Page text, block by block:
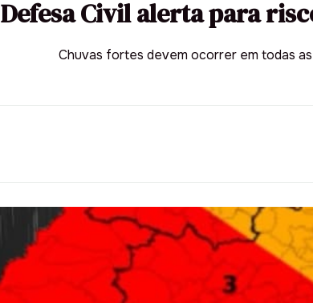
Defesa Civil alerta para
Chuvas fortes devem ocorrer em todas